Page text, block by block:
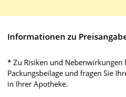
Informationen zu
* Zu Risiken und Nebenwirkungen
Packungsbeilage und fragen Sie
in Ihrer Apotheke.